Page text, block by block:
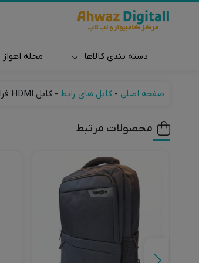
دسته بندی کالاها
ساعت
مجله
صفحه اصلی - کابل های رابط - کابل HDMI فرانت مدل 4K طول 5 متر
محصولات مرتبط